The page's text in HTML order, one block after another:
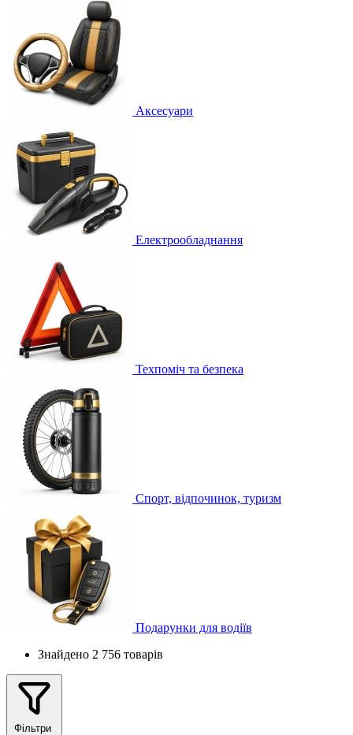
Аксесуари
Електрообладнання
Техпоміч та безпека
Спорт, відпочинок, туризм
Подарунки для водіїв
Знайдено 2 756 товарів
Фільтри